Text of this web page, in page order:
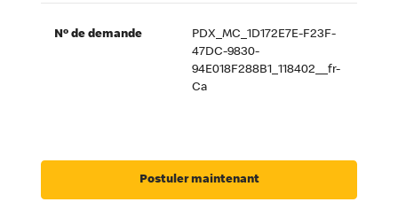
Nº de demande
PDX_MC_1D172E7E-F23F-
47DC-9830-
94E018F288B1_118402__fr-
Ca
Postuler maintenant